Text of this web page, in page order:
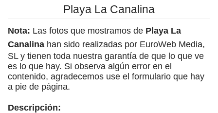
Playa La Canalina
Nota: Las fotos que mostramos de Playa La
Canalina han sido realizadas por EuroWeb Media,
SL y tienen toda nuestra garantía de que lo que ve
es lo que hay. Si observa algún error en el
contenido, agradecemos use el formulario que hay
a pie de página.
Descripción: